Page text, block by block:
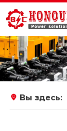
Вы здесь: